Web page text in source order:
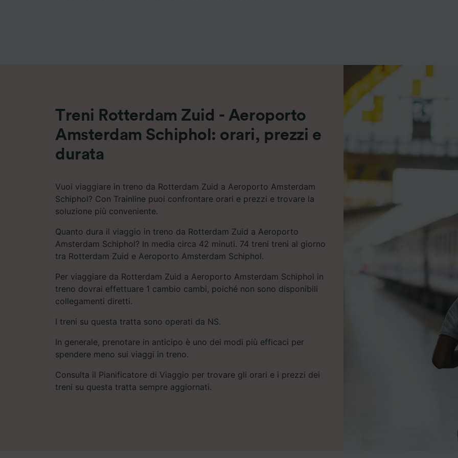
Treni Rotterdam Zuid - Aeroporto
Amsterdam Schiphol: orari, prezzi e
durata
Vuoi viaggiare in treno da Rotterdam Zuid a Aeroporto Amsterdam
Schiphol? Con Trainline puoi confrontare orari e prezzi e trovare la
soluzione più conveniente.
Quanto dura il viaggio in treno da Rotterdam Zuid a Aeroporto
Amsterdam Schiphol? In media circa 42 minuti. 74 treni treni al giorno
tra Rotterdam Zuid e Aeroporto Amsterdam Schiphol.
Per viaggiare da Rotterdam Zuid a Aeroporto Amsterdam Schiphol in
treno dovrai effettuare 1 cambio cambi, poiché non sono disponibili
collegamenti diretti.
I treni su questa tratta sono operati da NS.
In generale, prenotare in anticipo è uno dei modi più efficaci per
spendere meno sui viaggi in treno.
Consulta il Pianificatore di Viaggio per trovare gli orari e i prezzi dei
treni su questa tratta sempre aggiornati.